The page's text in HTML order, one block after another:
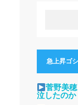
急上昇ゴ
菅野美
泣したのか